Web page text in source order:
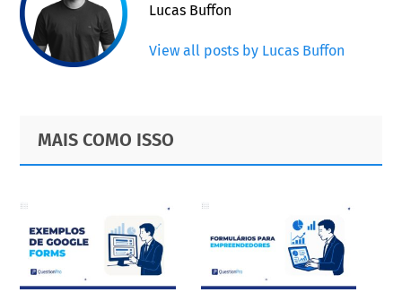
Lucas Buffon
View all posts by Lucas Buffon
Primary
Sidebar
Footer
MAIS COMO ISSO